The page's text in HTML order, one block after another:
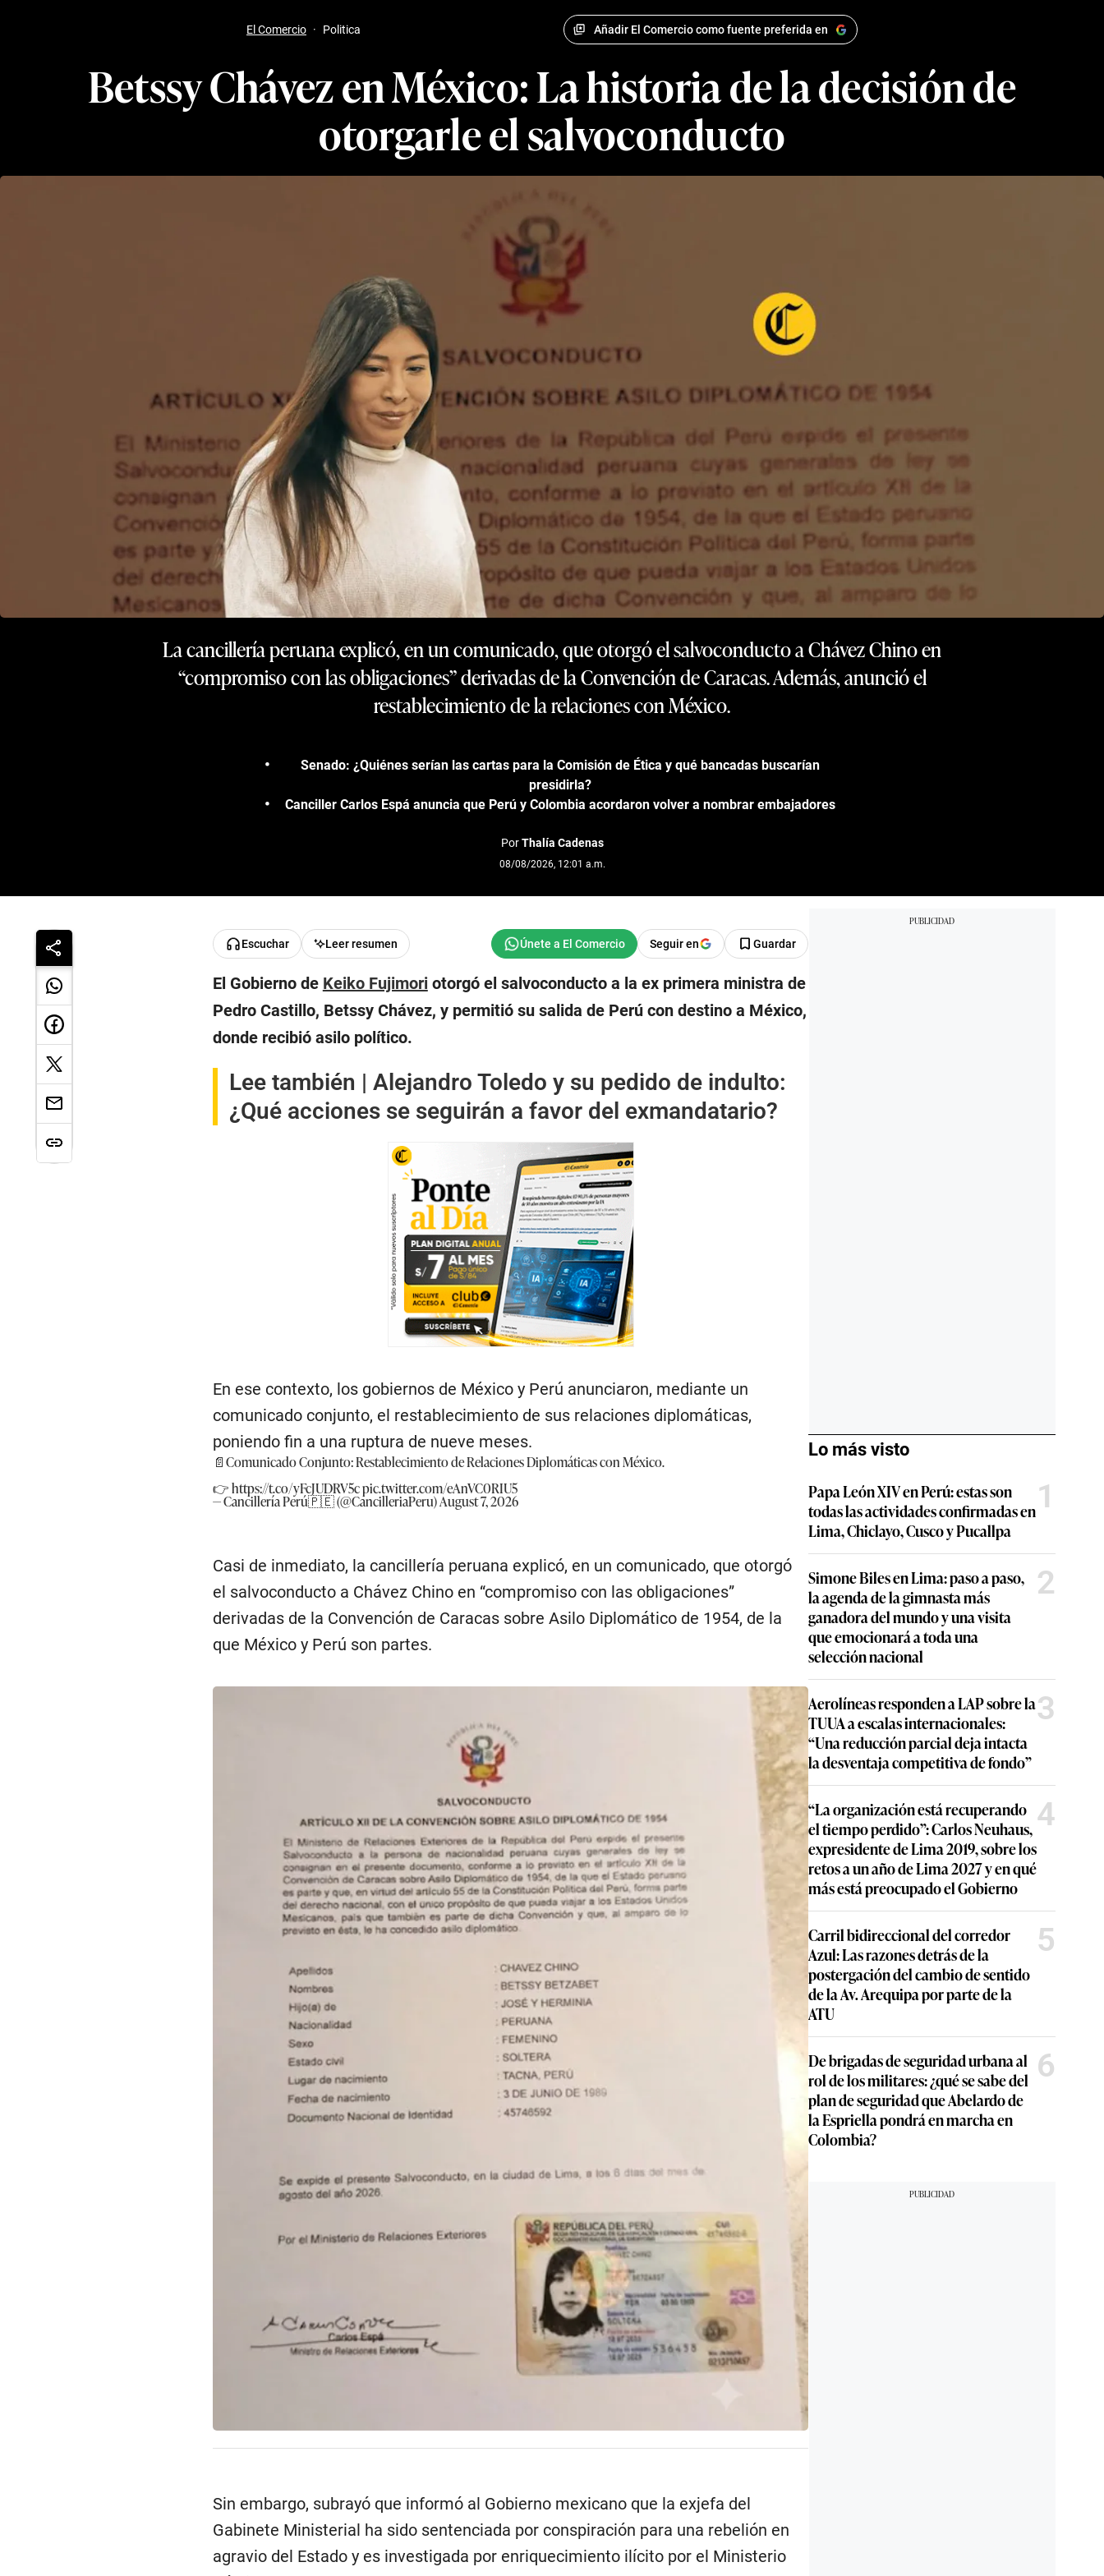
El Comercio · Politica Añadir El Comercio como fuente preferida en
Betssy Chávez en México: La historia de la decisión de
otorgarle el salvoconducto
La cancillería peruana explicó, en un comunicado, que otorgó el salvoconducto a Chávez Chino en
“compromiso con las obligaciones” derivadas de la Convención de Caracas. Además, anunció el
restablecimiento de la relaciones con México.
Senado: ¿Quiénes serían las cartas para la Comisión de Ética y qué bancadas buscarían
presidirla?
Canciller Carlos Espá anuncia que Perú y Colombia acordaron volver a nombrar embajadores
PorThalía Cadenas
08/08/2026, 12:01 a.m.
Escuchar Leer resumen Seguir en Guardar
El Gobierno de Keiko Fujimoriotorgó el salvoconducto a la ex primera ministra de
Pedro Castillo, Betssy Chávez, y permitió su salida de Perú con destino a México,
donde recibió asilo político.
Lee también | Alejandro Toledo y su pedido de indulto:
¿Qué acciones se seguirán a favor del exmandatario?
En ese contexto, los gobiernos de México y Perú anunciaron, mediante un
comunicado conjunto, el restablecimiento de sus relaciones diplomáticas,
poniendo fin a una ruptura de nueve meses.
📄Comunicado Conjunto: Restablecimiento de Relaciones Diplomáticas con México.
👉https://t.co/yFcJUDRV5cpic.twitter.com/eAnVC0RIU5
— Cancillería Perú🇵🇪 (@CancilleriaPeru)August 7, 2026
Casi de inmediato, la cancillería peruana explicó, en un comunicado, que otorgó
el salvoconducto a Chávez Chino en “compromiso con las obligaciones”
derivadas de la Convención de Caracas sobre Asilo Diplomático de 1954, de la
que México y Perú son partes.
Lo más visto
Papa León XIV en Perú: estas son
todas las actividades confirmadas en
Lima, Chiclayo, Cusco y Pucallpa
1
Simone Biles en Lima: paso a paso,
la agenda de la gimnasta más
ganadora del mundo y una visita
que emocionará a toda una
selección nacional
2
Aerolíneas responden a LAP sobre la
TUUA a escalas internacionales:
“Una reducción parcial deja intacta
la desventaja competitiva de fondo”
3
“La organización está recuperando
el tiempo perdido”: Carlos Neuhaus,
expresidente de Lima 2019, sobre los
retos a un año de Lima 2027 y en qué
más está preocupado el Gobierno
4
Carril bidireccional del corredor
Azul: Las razones detrás de la
postergación del cambio de sentido
de la Av. Arequipa por parte de la
ATU
5
De brigadas de seguridad urbana al
rol de los militares: ¿qué se sabe del
plan de seguridad que Abelardo de
la Espriella pondrá en marcha en
Colombia?
6